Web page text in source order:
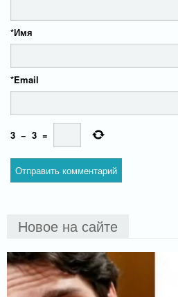
Имя
*
Email
*
3 − 3 =
Новое на сайте